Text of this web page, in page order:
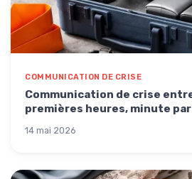
COMMUNICATION DE CRISE
Communication de crise
premières heures, minute
14 mai 2026